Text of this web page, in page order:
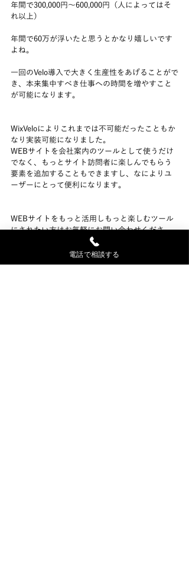
年間で300,000円～600,000円（人によってはそ
れ以上）
年間で60万が浮いたと思うとかなり嬉しいです
よね。
一回のVelo導入で大きく生産性をあげることがで
き、本来集中すべき仕事への時間を増やすこと
が可能になります。
WixVeloによりこれまでは不可能だったこともか
なり実装可能になりました。
WEBサイトを会社案内のツールとして使うだけ
でなく、もっとサイト訪問者に楽しんでもらう
要素を追加することもできますし、なによりユ
ーザーにとって便利になります。
WEBサイトをもっと活用しもっと楽しむツール
にされたい方はお気軽にお問い合わせくださ
電話で相談する